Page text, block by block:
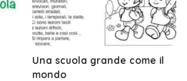
Una scuola grande come il
mondo